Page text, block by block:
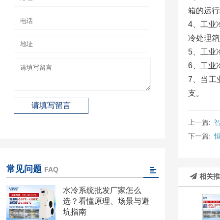
箱的运
4、工业
冷处理
5、工业
6、工业
7、当工
支。
上一篇:
下一篇:
相关
常见问题 FAQ
水冷系统批发厂家怎么
选？看懂原理、场景与避
坑指南